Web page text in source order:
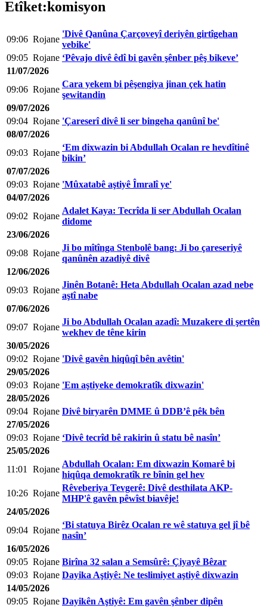
Etîket:komisyon
09:06 Rojane
'Divê Qanûna Çarçoveyî deriyên girtîgehan
vebike'
09:05 Rojane ‘Pêvajo divê êdî bi gavên şênber pêş bikeve’
11/07/2026
09:06 Rojane
Cara yekem bi pêşengiya jinan çek hatin
şewitandin
09/07/2026
09:04 Rojane 'Çareserî divê li ser bingeha qanûnî be'
08/07/2026
09:03 Rojane
‘Em dixwazin bi Abdullah Ocalan re hevdîtinê
bikin’
07/07/2026
09:03 Rojane 'Mûxatabê aştiyê Îmralî ye'
04/07/2026
09:02 Rojane
Adalet Kaya: Tecrîda li ser Abdullah Ocalan
didome
23/06/2026
09:08 Rojane
Ji bo mîtînga Stenbolê bang: Ji bo çareseriyê
qanûnên azadiyê divê
12/06/2026
09:03 Rojane
Jinên Botanê: Heta Abdullah Ocalan azad nebe
aştî nabe
07/06/2026
09:07 Rojane
Ji bo Abdullah Ocalan azadî: Muzakere di şertên
wekhev de têne kirin
30/05/2026
09:02 Rojane 'Divê gavên hiqûqî bên avêtin'
29/05/2026
09:03 Rojane 'Em aştiyeke demokratîk dixwazin'
28/05/2026
09:04 Rojane Divê biryarên DMME û DDB’ê pêk bên
27/05/2026
09:03 Rojane ‘Divê tecrîd bê rakirin û statu bê nasîn’
25/05/2026
11:01
Rojane
Abdullah Ocalan: Em dixwazin Komarê bi
hiqûqa demokratîk re bînin gel hev
10:26 Rojane
Rêveberiya Tevgerê: Divê desthilata AKP-
MHP'ê gavên pêwîst biavêje!
24/05/2026
09:04 Rojane
‘Bi statuya Birêz Ocalan re wê statuya gel jî bê
nasîn’
16/05/2026
09:05 Rojane Birîna 32 salan a Semsûrê: Çiyayê Bêzar
09:03 Rojane Dayika Aştiyê: Ne teslimiyet aştiyê dixwazin
14/05/2026
09:05 Rojane Dayikên Aştiyê: Em gavên şênber dipên